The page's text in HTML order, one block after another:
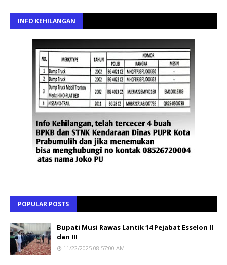
INFO KEHILANGAN
POPULAR POSTS
Bupati Musi Rawas Lantik 14 Pejabat Esselon II
dan III
11/22/2025 08:57:00 AM